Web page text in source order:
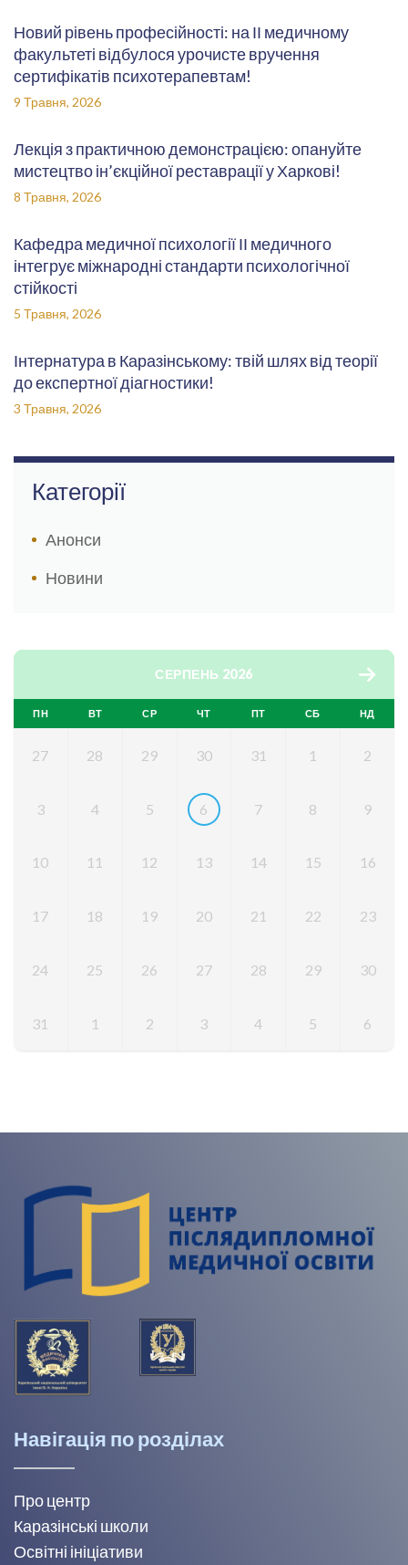
Новий рівень професійності: на ІІ медичному
факультеті відбулося урочисте вручення
сертифікатів психотерапевтам!
9 Травня, 2026
Лекція з практичною демонстрацією: опануйте
мистецтво ін’єкційної реставрації у Харкові!
8 Травня, 2026
Кафедра медичної психології ІІ медичного
інтегрує міжнародні стандарти психологічної
стійкості
5 Травня, 2026
Інтернатура в Каразінському: твій шлях від теорії
до експертної діагностики!
3 Травня, 2026
Категорії
Анонси
Новини
СЕРПЕНЬ 2026
ПН ВТ СР ЧТ ПТ СБ НД
27 28 29 30 31 1 2
3 4 5 6 7 8 9
10 11 12 13 14 15 16
17 18 19 20 21 22 23
24 25 26 27 28 29 30
31 1 2 3 4 5 6
Навігація по розділах
Про центр
Каразінські школи
Освітні ініціативи